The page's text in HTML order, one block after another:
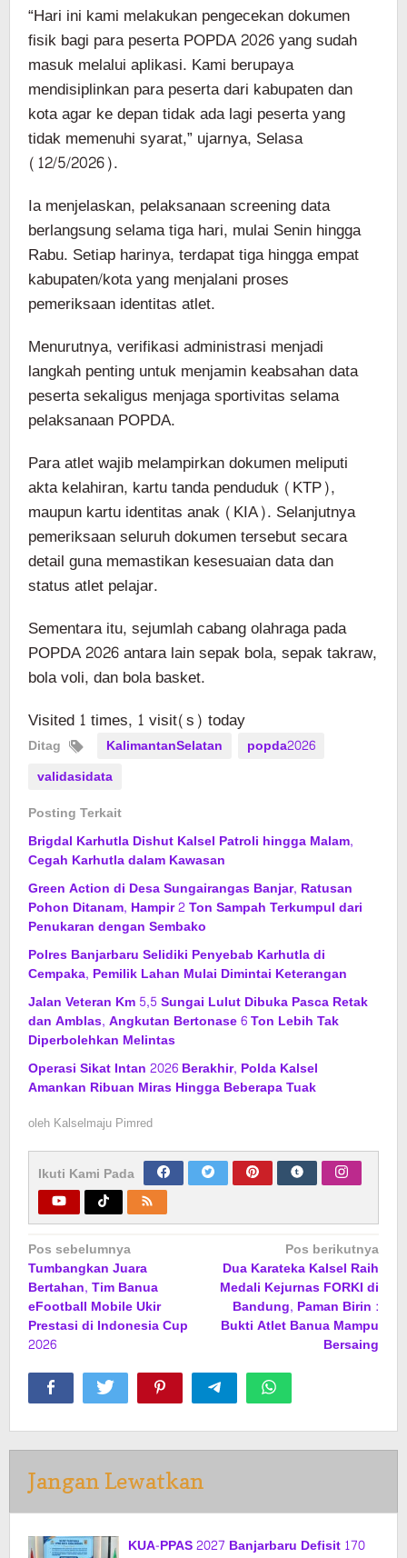
“Hari ini kami melakukan pengecekan dokumen
fisik bagi para peserta POPDA 2026 yang sudah
masuk melalui aplikasi. Kami berupaya
mendisiplinkan para peserta dari kabupaten dan
kota agar ke depan tidak ada lagi peserta yang
tidak memenuhi syarat,” ujarnya, Selasa
(12/5/2026).
Ia menjelaskan, pelaksanaan screening data
berlangsung selama tiga hari, mulai Senin hingga
Rabu. Setiap harinya, terdapat tiga hingga empat
kabupaten/kota yang menjalani proses
pemeriksaan identitas atlet.
Menurutnya, verifikasi administrasi menjadi
langkah penting untuk menjamin keabsahan data
peserta sekaligus menjaga sportivitas selama
pelaksanaan POPDA.
Para atlet wajib melampirkan dokumen meliputi
akta kelahiran, kartu tanda penduduk (KTP),
maupun kartu identitas anak (KIA). Selanjutnya
pemeriksaan seluruh dokumen tersebut secara
detail guna memastikan kesesuaian data dan
status atlet pelajar.
Sementara itu, sejumlah cabang olahraga pada
POPDA 2026 antara lain sepak bola, sepak takraw,
bola voli, dan bola basket.
Visited 1 times, 1 visit(s) today
Ditag KalimantanSelatan
popda2026
validasidata
Posting Terkait
Brigdal Karhutla Dishut Kalsel Patroli hingga Malam,
Cegah Karhutla dalam Kawasan
Green Action di Desa Sungairangas Banjar, Ratusan
Pohon Ditanam, Hampir 2 Ton Sampah Terkumpul dari
Penukaran dengan Sembako
Polres Banjarbaru Selidiki Penyebab Karhutla di
Cempaka, Pemilik Lahan Mulai Dimintai Keterangan
Jalan Veteran Km 5,5 Sungai Lulut Dibuka Pasca Retak
dan Amblas, Angkutan Bertonase 6 Ton Lebih Tak
Diperbolehkan Melintas
Operasi Sikat Intan 2026 Berakhir, Polda Kalsel
Amankan Ribuan Miras Hingga Beberapa Tuak
oleh Kalselmaju Pimred
Ikuti Kami Pada
Navigasi
pos
Pos sebelumnya
Tumbangkan Juara
Bertahan, Tim Banua
eFootball Mobile Ukir
Prestasi di Indonesia Cup
2026
Pos berikutnya
Dua Karateka Kalsel Raih
Medali Kejurnas FORKI di
Bandung, Paman Birin :
Bukti Atlet Banua Mampu
Bersaing
Jangan Lewatkan
KUA-PPAS 2027 Banjarbaru Defisit 170